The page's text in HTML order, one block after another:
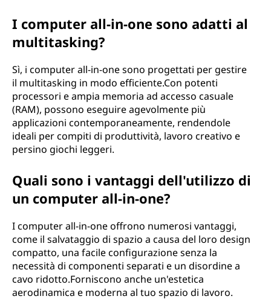
I computer all-in-one sono adatti al
multitasking?
Sì, i computer all-in-one sono progettati per gestire
il multitasking in modo efficiente.Con potenti
processori e ampia memoria ad accesso casuale
(RAM), possono eseguire agevolmente più
applicazioni contemporaneamente, rendendole
ideali per compiti di produttività, lavoro creativo e
persino giochi leggeri.
Quali sono i vantaggi dell'utilizzo di
un computer all-in-one?
I computer all-in-one offrono numerosi vantaggi,
come il salvataggio di spazio a causa del loro design
compatto, una facile configurazione senza la
necessità di componenti separati e un disordine a
cavo ridotto.Forniscono anche un'estetica
aerodinamica e moderna al tuo spazio di lavoro.